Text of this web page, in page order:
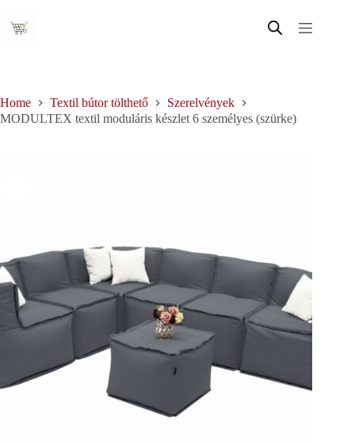
content
Home Textil bútor tölthető
Szerelvények
MODULTEX textil moduláris készlet 6 személyes (szürke)